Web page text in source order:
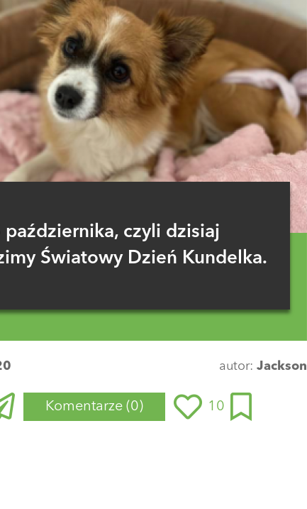
października, czyli dzisiaj
Światowy Dzień Kundelka.
autor: Jackson
Komentarze (0) 10